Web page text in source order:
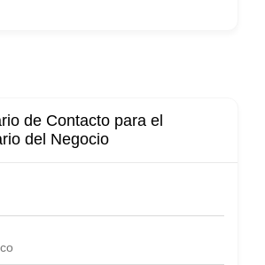
de Contacto para el
del Negocio